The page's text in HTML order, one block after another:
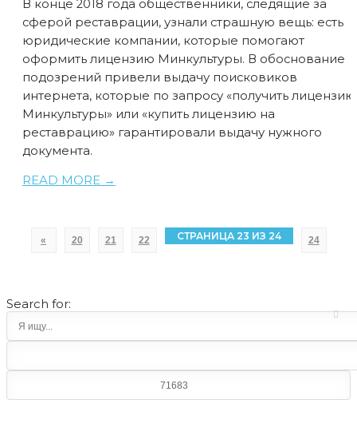
В конце 2018 года общественники, следящие за
сферой реставрации, узнали страшную вещь: есть
юридические компании, которые помогают
оформить лицензию Минкультуры. В обоснование
подозрений привели выдачу поисковиков
интернета, которые по запросу «получить лицензию
Минкультуры» или «купить лицензию на
реставрацию» гарантировали выдачу нужного
документа.
READ MORE →
« 20 21 22 СТРАНИЦА 23 ИЗ 24 24
Search for: